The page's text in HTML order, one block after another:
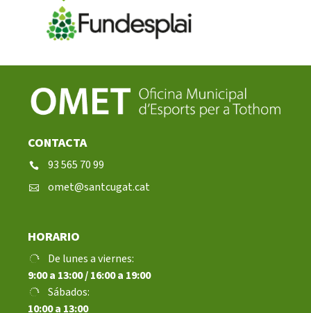
CONTACTA
93 565 70 99
omet@santcugat.cat
HORARIO
De lunes a viernes:
9:00 a 13:00 / 16:00 a 19:00
Sábados:
10:00 a 13:00